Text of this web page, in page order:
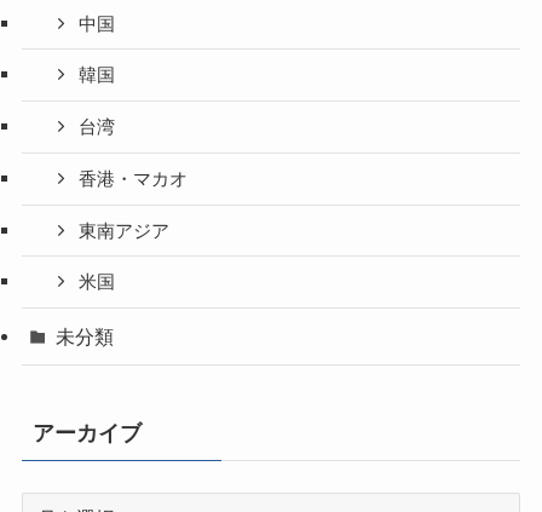
中国
韓国
台湾
香港・マカオ
東南アジア
米国
未分類
アーカイブ